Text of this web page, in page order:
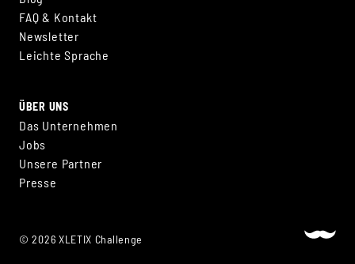
FAQ & Kontakt
Newsletter
Leichte Sprache
ÜBER UNS
Das Unternehmen
Jobs
Unsere Partner
Presse
© 2026 XLETIX Challenge